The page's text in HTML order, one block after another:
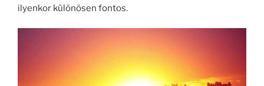
ilyenkor különösen fontos.